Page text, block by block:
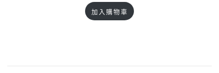
/ 5，已有
位顧客進
加入購物車